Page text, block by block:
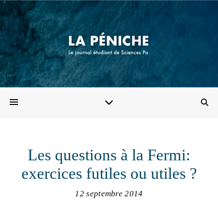
Les questions à la Fermi:
exercices futiles ou utiles ?
12 septembre 2014